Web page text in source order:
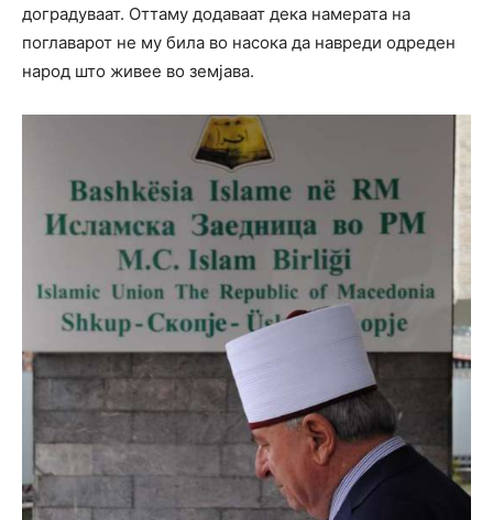
доградуваат. Оттаму додаваат дека намерата на
поглаварот не му била во насока да навреди одреден
народ што живее во земјава.